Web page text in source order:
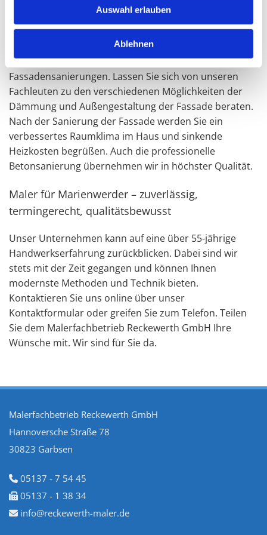
Auswahl erlauben
Ablehnen
möchten dennoch den Komfort einer
wärmegedämmten Fassade genießen. Kein Problem.
Unser Malerfachbetrieb Reckewerth GmbH ist auch
Spezialist für hochwertige, nachhaltige
Fassadensanierungen. Lassen Sie sich von unseren
Fachleuten zu den verschiedenen Möglichkeiten der
Dämmung und Außengestaltung der Fassade beraten.
Nach der Sanierung der Fassade werden Sie ein
verbessertes Raumklima im Haus und sinkende
Heizkosten begrüßen. Auch die professionelle
Betonsanierung übernehmen wir in höchster Qualität.
Maler für Marienwerder – zuverlässig,
termingerecht, qualitätsbewusst
Unser Unternehmen kann auf eine über 55-jährige
Handwerkserfahrung zurückblicken. Dabei sind wir
stets mit der Zeit gegangen und können Ihnen
modernste Methoden und Technik bieten.
Kontaktieren Sie uns online über unser
Kontaktformular oder greifen Sie zum Telefon. Teilen
Sie dem Malerfachbetrieb Reckewerth GmbH Ihre
Wünsche mit. Wir sind für Sie da.
Malerfachbetrieb Reckewerth GmbH
Hannoversche Straße 78
30823 Garbsen
 05137 - 7 54 45
 05137 - 1 38 34
 info@reckewerth-maler.de